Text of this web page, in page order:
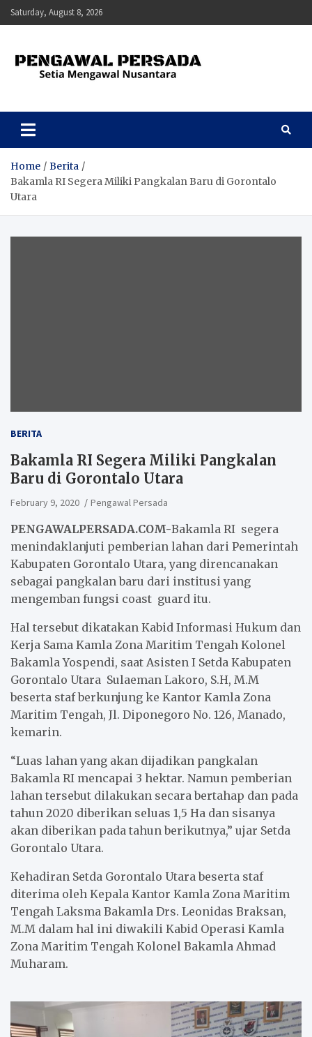
Skip
to
Saturday, August 8, 2026
Pengawal Persada
Home
Berita
Bakamla RI Segera Miliki Pangkalan Baru di Gorontalo
Utara
BERITA
Bakamla RI Segera Miliki Pangkalan
Baru di Gorontalo Utara
February 9, 2020 Pengawal Persada
PENGAWALPERSADA.COM-Bakamla RI segera
menindaklanjuti pemberian lahan dari Pemerintah
Kabupaten Gorontalo Utara, yang direncanakan
sebagai pangkalan baru dari institusi yang
mengemban fungsi coast guard itu.
Hal tersebut dikatakan Kabid Informasi Hukum dan
Kerja Sama Kamla Zona Maritim Tengah Kolonel
Bakamla Yospendi, saat Asisten I Setda Kabupaten
Gorontalo Utara Sulaeman Lakoro, S.H, M.M
beserta staf berkunjung ke Kantor Kamla Zona
Maritim Tengah, Jl. Diponegoro No. 126, Manado,
kemarin.
“Luas lahan yang akan dijadikan pangkalan
Bakamla RI mencapai 3 hektar. Namun pemberian
lahan tersebut dilakukan secara bertahap dan pada
tahun 2020 diberikan seluas 1,5 Ha dan sisanya
akan diberikan pada tahun berikutnya,” ujar Setda
Gorontalo Utara.
Kehadiran Setda Gorontalo Utara beserta staf
diterima oleh Kepala Kantor Kamla Zona Maritim
Tengah Laksma Bakamla Drs. Leonidas Braksan,
M.M dalam hal ini diwakili Kabid Operasi Kamla
Zona Maritim Tengah Kolonel Bakamla Ahmad
Muharam.